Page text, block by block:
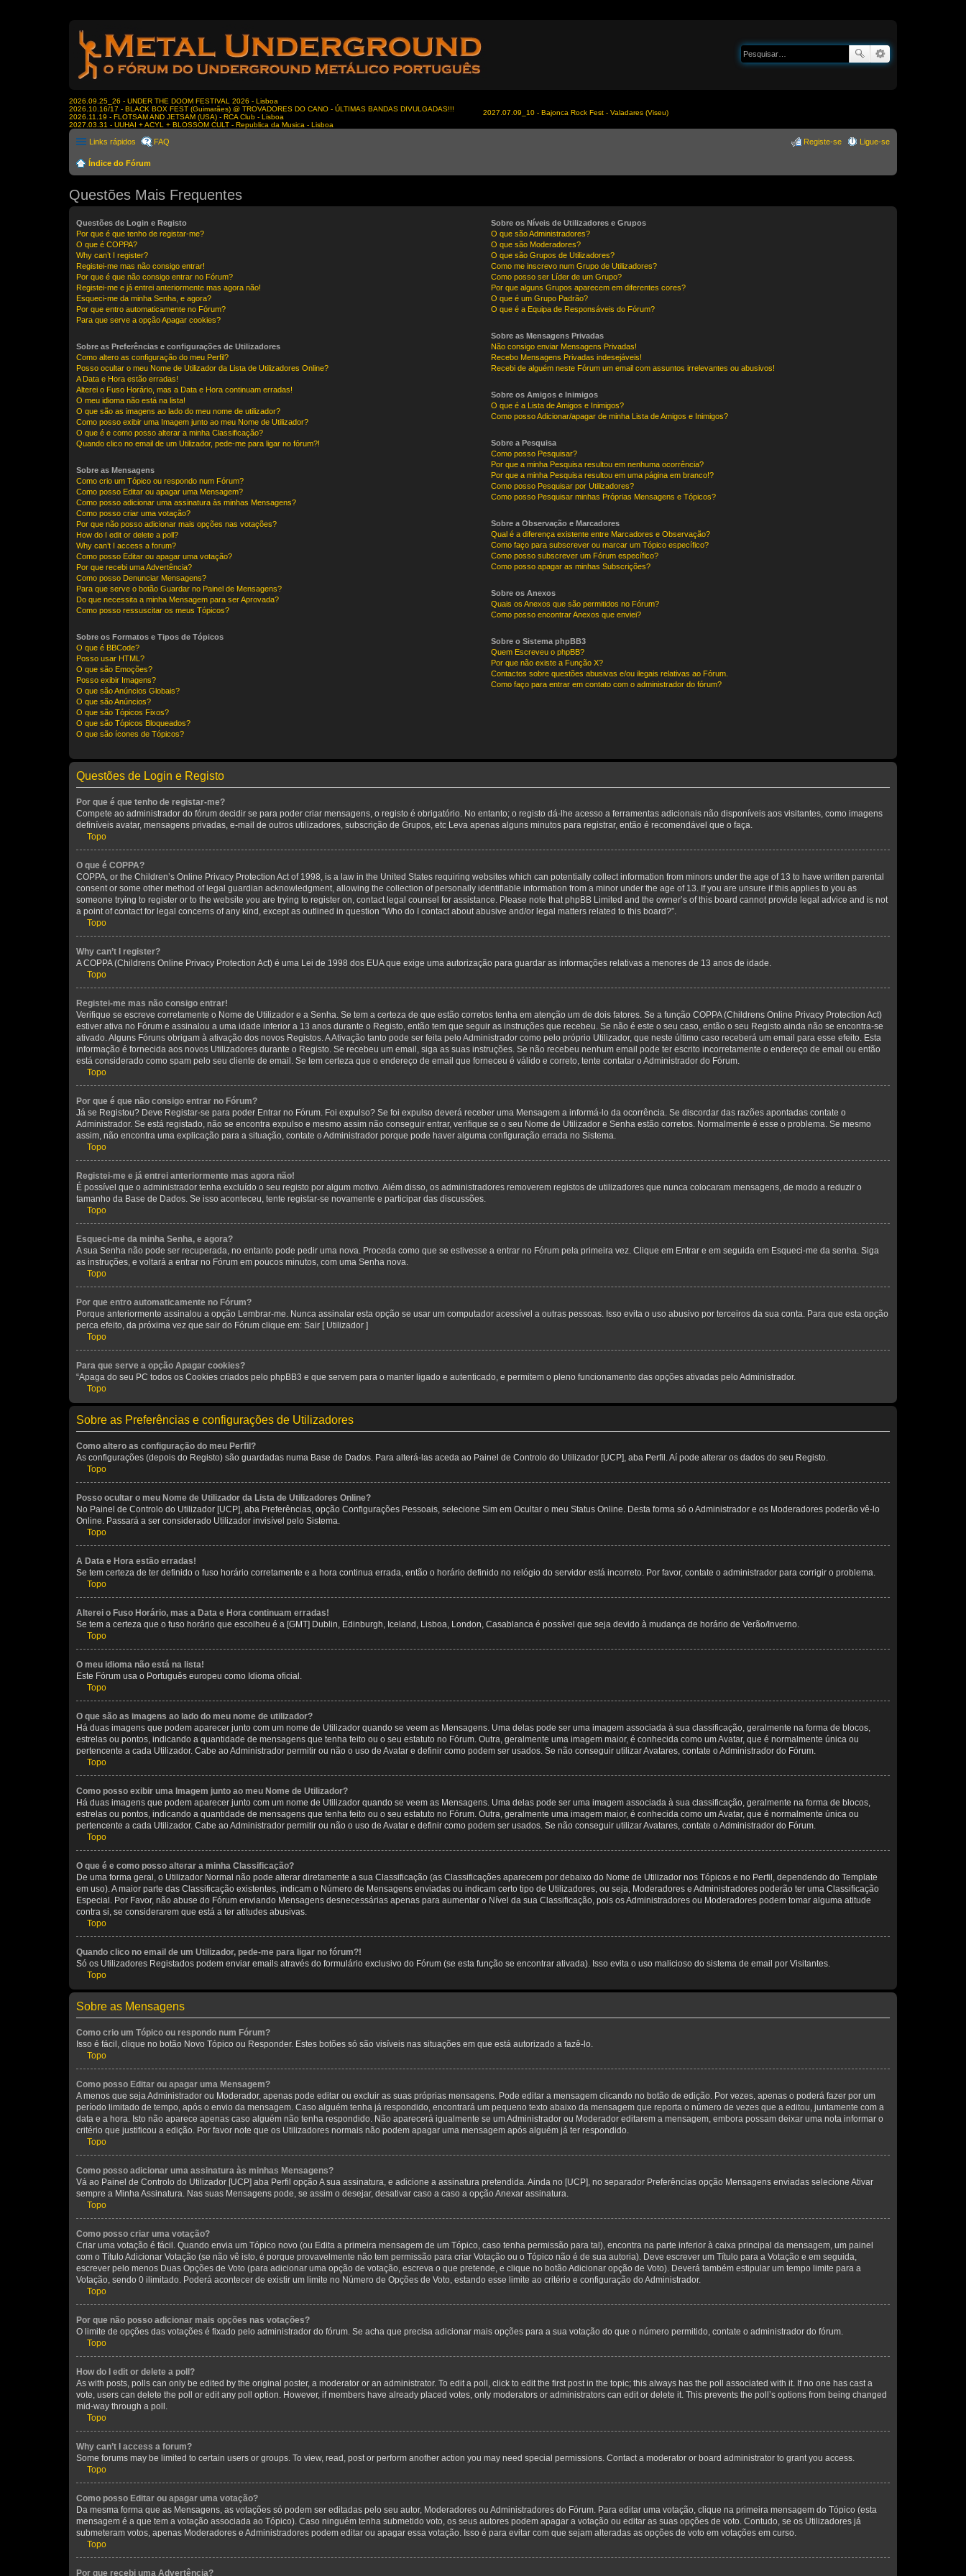
2026.09.25_26 - UNDER THE DOOM FESTIVAL 2026 - Lisboa
2026.10.16/17 - BLACK BOX FEST (Guimarães) @ TROVADORES DO CANO - ÚLTIMAS BANDAS DIVULGADAS!!!
2026.11.19 - FLOTSAM AND JETSAM (USA) - RCA Club - Lisboa
2027.03.31 - UUHAI + ACYL + BLOSSOM CULT - Republica da Musica - Lisboa
2027.07.09_10 - Bajonca Rock Fest - Valadares (Viseu)
Links rápidos FAQ Ligue-se
Registe-se
Índice do Fórum
Questões Mais Frequentes
Questões de Login e Registo
Por que é que tenho de registar-me?
O que é COPPA?
Why can’t I register?
Registei-me mas não consigo entrar!
Por que é que não consigo entrar no Fórum?
Registei-me e já entrei anteriormente mas agora não!
Esqueci-me da minha Senha, e agora?
Por que entro automaticamente no Fórum?
Para que serve a opção Apagar cookies?
Sobre as Preferências e configurações de Utilizadores
Como altero as configuração do meu Perfil?
Posso ocultar o meu Nome de Utilizador da Lista de Utilizadores Online?
A Data e Hora estão erradas!
Alterei o Fuso Horário, mas a Data e Hora continuam erradas!
O meu idioma não está na lista!
O que são as imagens ao lado do meu nome de utilizador?
Como posso exibir uma Imagem junto ao meu Nome de Utilizador?
O que é e como posso alterar a minha Classificação?
Quando clico no email de um Utilizador, pede-me para ligar no fórum?!
Sobre as Mensagens
Como crio um Tópico ou respondo num Fórum?
Como posso Editar ou apagar uma Mensagem?
Como posso adicionar uma assinatura às minhas Mensagens?
Como posso criar uma votação?
Por que não posso adicionar mais opções nas votações?
How do I edit or delete a poll?
Why can’t I access a forum?
Como posso Editar ou apagar uma votação?
Por que recebi uma Advertência?
Como posso Denunciar Mensagens?
Para que serve o botão Guardar no Painel de Mensagens?
Do que necessita a minha Mensagem para ser Aprovada?
Como posso ressuscitar os meus Tópicos?
Sobre os Formatos e Tipos de Tópicos
O que é BBCode?
Posso usar HTML?
O que são Emoções?
Posso exibir Imagens?
O que são Anúncios Globais?
O que são Anúncios?
O que são Tópicos Fixos?
O que são Tópicos Bloqueados?
O que são ícones de Tópicos?
Sobre os Níveis de Utilizadores e Grupos
O que são Administradores?
O que são Moderadores?
O que são Grupos de Utilizadores?
Como me inscrevo num Grupo de Utilizadores?
Como posso ser Líder de um Grupo?
Por que alguns Grupos aparecem em diferentes cores?
O que é um Grupo Padrão?
O que é a Equipa de Responsáveis do Fórum?
Sobre as Mensagens Privadas
Não consigo enviar Mensagens Privadas!
Recebo Mensagens Privadas indesejáveis!
Recebi de alguém neste Fórum um email com assuntos irrelevantes ou abusivos!
Sobre os Amigos e Inimigos
O que é a Lista de Amigos e Inimigos?
Como posso Adicionar/apagar de minha Lista de Amigos e Inimigos?
Sobre a Pesquisa
Como posso Pesquisar?
Por que a minha Pesquisa resultou em nenhuma ocorrência?
Por que a minha Pesquisa resultou em uma página em branco!?
Como posso Pesquisar por Utilizadores?
Como posso Pesquisar minhas Próprias Mensagens e Tópicos?
Sobre a Observação e Marcadores
Qual é a diferença existente entre Marcadores e Observação?
Como faço para subscrever ou marcar um Tópico específico?
Como posso subscrever um Fórum específico?
Como posso apagar as minhas Subscrições?
Sobre os Anexos
Quais os Anexos que são permitidos no Fórum?
Como posso encontrar Anexos que enviei?
Sobre o Sistema phpBB3
Quem Escreveu o phpBB?
Por que não existe a Função X?
Contactos sobre questões abusivas e/ou ilegais relativas ao Fórum.
Como faço para entrar em contato com o administrador do fórum?
Questões de Login e Registo
Por que é que tenho de registar-me?
Compete ao administrador do fórum decidir se para poder criar mensagens, o registo é obrigatório. No entanto; o registo dá-lhe acesso a ferramentas adicionais não disponíveis aos visitantes, como imagens
definíveis avatar, mensagens privadas, e-mail de outros utilizadores, subscrição de Grupos, etc Leva apenas alguns minutos para registrar, então é recomendável que o faça.
Topo
O que é COPPA?
COPPA, or the Children’s Online Privacy Protection Act of 1998, is a law in the United States requiring websites which can potentially collect information from minors under the age of 13 to have written parental
consent or some other method of legal guardian acknowledgment, allowing the collection of personally identifiable information from a minor under the age of 13. If you are unsure if this applies to you as
someone trying to register or to the website you are trying to register on, contact legal counsel for assistance. Please note that phpBB Limited and the owner’s of this board cannot provide legal advice and is not
a point of contact for legal concerns of any kind, except as outlined in question “Who do I contact about abusive and/or legal matters related to this board?”.
Topo
Why can’t I register?
A COPPA (Childrens Online Privacy Protection Act) é uma Lei de 1998 dos EUA que exige uma autorização para guardar as informações relativas a menores de 13 anos de idade.
Topo
Registei-me mas não consigo entrar!
Verifique se escreve corretamente o Nome de Utilizador e a Senha. Se tem a certeza de que estão corretos tenha em atenção um de dois fatores. Se a função COPPA (Childrens Online Privacy Protection Act)
estiver ativa no Fórum e assinalou a uma idade inferior a 13 anos durante o Registo, então tem que seguir as instruções que recebeu. Se não é este o seu caso, então o seu Registo ainda não se encontra-se
ativado. Alguns Fóruns obrigam à ativação dos novos Registos. A Ativação tanto pode ser feita pelo Administrador como pelo próprio Utilizador, que neste último caso receberá um email para esse efeito. Esta
informação é fornecida aos novos Utilizadores durante o Registo. Se recebeu um email, siga as suas instruções. Se não recebeu nenhum email pode ter escrito incorretamente o endereço de email ou então
está considerado como spam pelo seu cliente de email. Se tem certeza que o endereço de email que forneceu é válido e correto, tente contatar o Administrador do Fórum.
Topo
Por que é que não consigo entrar no Fórum?
Já se Registou? Deve Registar-se para poder Entrar no Fórum. Foi expulso? Se foi expulso deverá receber uma Mensagem a informá-lo da ocorrência. Se discordar das razões apontadas contate o
Administrador. Se está registado, não se encontra expulso e mesmo assim não conseguir entrar, verifique se o seu Nome de Utilizador e Senha estão corretos. Normalmente é esse o problema. Se mesmo
assim, não encontra uma explicação para a situação, contate o Administrador porque pode haver alguma configuração errada no Sistema.
Topo
Registei-me e já entrei anteriormente mas agora não!
É possível que o administrador tenha excluído o seu registo por algum motivo. Além disso, os administradores removerem registos de utilizadores que nunca colocaram mensagens, de modo a reduzir o
tamanho da Base de Dados. Se isso aconteceu, tente registar-se novamente e participar das discussões.
Topo
Esqueci-me da minha Senha, e agora?
A sua Senha não pode ser recuperada, no entanto pode pedir uma nova. Proceda como que se estivesse a entrar no Fórum pela primeira vez. Clique em Entrar e em seguida em Esqueci-me da senha. Siga
as instruções, e voltará a entrar no Fórum em poucos minutos, com uma Senha nova.
Topo
Por que entro automaticamente no Fórum?
Porque anteriormente assinalou a opção Lembrar-me. Nunca assinalar esta opção se usar um computador acessível a outras pessoas. Isso evita o uso abusivo por terceiros da sua conta. Para que esta opção
perca efeito, da próxima vez que sair do Fórum clique em: Sair [ Utilizador ]
Topo
Para que serve a opção Apagar cookies?
“Apaga do seu PC todos os Cookies criados pelo phpBB3 e que servem para o manter ligado e autenticado, e permitem o pleno funcionamento das opções ativadas pelo Administrador.
Topo
Sobre as Preferências e configurações de Utilizadores
Como altero as configuração do meu Perfil?
As configurações (depois do Registo) são guardadas numa Base de Dados. Para alterá-las aceda ao Painel de Controlo do Utilizador [UCP], aba Perfil. Aí pode alterar os dados do seu Registo.
Topo
Posso ocultar o meu Nome de Utilizador da Lista de Utilizadores Online?
No Painel de Controlo do Utilizador [UCP], aba Preferências, opção Configurações Pessoais, selecione Sim em Ocultar o meu Status Online. Desta forma só o Administrador e os Moderadores poderão vê-lo
Online. Passará a ser considerado Utilizador invisível pelo Sistema.
Topo
A Data e Hora estão erradas!
Se tem certeza de ter definido o fuso horário corretamente e a hora continua errada, então o horário definido no relógio do servidor está incorreto. Por favor, contate o administrador para corrigir o problema.
Topo
Alterei o Fuso Horário, mas a Data e Hora continuam erradas!
Se tem a certeza que o fuso horário que escolheu é a [GMT] Dublin, Edinburgh, Iceland, Lisboa, London, Casablanca é possível que seja devido à mudança de horário de Verão/Inverno.
Topo
O meu idioma não está na lista!
Este Fórum usa o Português europeu como Idioma oficial.
Topo
O que são as imagens ao lado do meu nome de utilizador?
Há duas imagens que podem aparecer junto com um nome de Utilizador quando se veem as Mensagens. Uma delas pode ser uma imagem associada à sua classificação, geralmente na forma de blocos,
estrelas ou pontos, indicando a quantidade de mensagens que tenha feito ou o seu estatuto no Fórum. Outra, geralmente uma imagem maior, é conhecida como um Avatar, que é normalmente única ou
pertencente a cada Utilizador. Cabe ao Administrador permitir ou não o uso de Avatar e definir como podem ser usados. Se não conseguir utilizar Avatares, contate o Administrador do Fórum.
Topo
Como posso exibir uma Imagem junto ao meu Nome de Utilizador?
Há duas imagens que podem aparecer junto com um nome de Utilizador quando se veem as Mensagens. Uma delas pode ser uma imagem associada à sua classificação, geralmente na forma de blocos,
estrelas ou pontos, indicando a quantidade de mensagens que tenha feito ou o seu estatuto no Fórum. Outra, geralmente uma imagem maior, é conhecida como um Avatar, que é normalmente única ou
pertencente a cada Utilizador. Cabe ao Administrador permitir ou não o uso de Avatar e definir como podem ser usados. Se não conseguir utilizar Avatares, contate o Administrador do Fórum.
Topo
O que é e como posso alterar a minha Classificação?
De uma forma geral, o Utilizador Normal não pode alterar diretamente a sua Classificação (as Classificações aparecem por debaixo do Nome de Utilizador nos Tópicos e no Perfil, dependendo do Template
em uso). A maior parte das Classificação existentes, indicam o Número de Mensagens enviadas ou indicam certo tipo de Utilizadores, ou seja, Moderadores e Administradores poderão ter uma Classificação
Especial. Por Favor, não abuse do Fórum enviando Mensagens desnecessárias apenas para aumentar o Nível da sua Classificação, pois os Administradores ou Moderadores podem tomar alguma atitude
contra si, se considerarem que está a ter atitudes abusivas.
Topo
Quando clico no email de um Utilizador, pede-me para ligar no fórum?!
Só os Utilizadores Registados podem enviar emails através do formulário exclusivo do Fórum (se esta função se encontrar ativada). Isso evita o uso malicioso do sistema de email por Visitantes.
Topo
Sobre as Mensagens
Como crio um Tópico ou respondo num Fórum?
Isso é fácil, clique no botão Novo Tópico ou Responder. Estes botões só são visíveis nas situações em que está autorizado a fazê-lo.
Topo
Como posso Editar ou apagar uma Mensagem?
A menos que seja Administrador ou Moderador, apenas pode editar ou excluir as suas próprias mensagens. Pode editar a mensagem clicando no botão de edição. Por vezes, apenas o poderá fazer por um
período limitado de tempo, após o envio da mensagem. Caso alguém tenha já respondido, encontrará um pequeno texto abaixo da mensagem que reporta o número de vezes que a editou, juntamente com a
data e a hora. Isto não aparece apenas caso alguém não tenha respondido. Não aparecerá igualmente se um Administrador ou Moderador editarem a mensagem, embora possam deixar uma nota informar o
critério que justificou a edição. Por favor note que os Utilizadores normais não podem apagar uma mensagem após alguém já ter respondido.
Topo
Como posso adicionar uma assinatura às minhas Mensagens?
Vá ao Painel de Controlo do Utilizador [UCP] aba Perfil opção A sua assinatura, e adicione a assinatura pretendida. Ainda no [UCP], no separador Preferências opção Mensagens enviadas selecione Ativar
sempre a Minha Assinatura. Nas suas Mensagens pode, se assim o desejar, desativar caso a caso a opção Anexar assinatura.
Topo
Como posso criar uma votação?
Criar uma votação é fácil. Quando envia um Tópico novo (ou Edita a primeira mensagem de um Tópico, caso tenha permissão para tal), encontra na parte inferior à caixa principal da mensagem, um painel
com o Título Adicionar Votação (se não vê isto, é porque provavelmente não tem permissão para criar Votação ou o Tópico não é de sua autoria). Deve escrever um Título para a Votação e em seguida,
escrever pelo menos Duas Opções de Voto (para adicionar uma opção de votação, escreva o que pretende, e clique no botão Adicionar opção de Voto). Deverá também estipular um tempo limite para a
Votação, sendo 0 ilimitado. Poderá acontecer de existir um limite no Número de Opções de Voto, estando esse limite ao critério e configuração do Administrador.
Topo
Por que não posso adicionar mais opções nas votações?
O limite de opções das votações é fixado pelo administrador do fórum. Se acha que precisa adicionar mais opções para a sua votação do que o número permitido, contate o administrador do fórum.
Topo
How do I edit or delete a poll?
As with posts, polls can only be edited by the original poster, a moderator or an administrator. To edit a poll, click to edit the first post in the topic; this always has the poll associated with it. If no one has cast a
vote, users can delete the poll or edit any poll option. However, if members have already placed votes, only moderators or administrators can edit or delete it. This prevents the poll’s options from being changed
mid-way through a poll.
Topo
Why can’t I access a forum?
Some forums may be limited to certain users or groups. To view, read, post or perform another action you may need special permissions. Contact a moderator or board administrator to grant you access.
Topo
Como posso Editar ou apagar uma votação?
Da mesma forma que as Mensagens, as votações só podem ser editadas pelo seu autor, Moderadores ou Administradores do Fórum. Para editar uma votação, clique na primeira mensagem do Tópico (esta
mensagem é a que tem a votação associada ao Tópico). Caso ninguém tenha submetido voto, os seus autores podem apagar a votação ou editar as suas opções de voto. Contudo, se os Utilizadores já
submeteram votos, apenas Moderadores e Administradores podem editar ou apagar essa votação. Isso é para evitar com que sejam alteradas as opções de voto em votações em curso.
Topo
Por que recebi uma Advertência?